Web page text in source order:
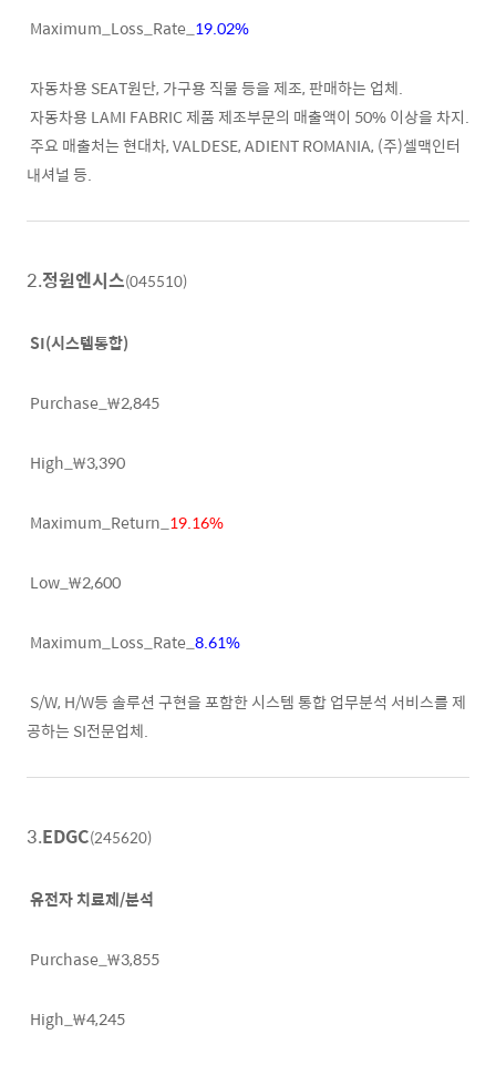
Maximum_Loss_Rate_ 19.02%
자동차용 SEAT원단, 가구용 직물 등을 제조, 판매하는 업체.
자동차용 LAMI FABRIC 제품 제조부문의 매출액이 50% 이상을 차지.
주요 매출처는 현대차, VALDESE, ADIENT ROMANIA, (주)셀맥인터
내셔널 등.
2.정원엔시스(045510)
SI(시스템통합)
Purchase_₩2,845
High_₩3,390
Maximum_Return_ 19.16%
Low_₩2,600
Maximum_Loss_Rate_ 8.61%
S/W, H/W등 솔루션 구현을 포함한 시스템 통합 업무분석 서비스를 제
공하는 SI전문업체.
3.EDGC(245620)
유전자 치료제/분석
Purchase_₩3,855
High_₩4,245